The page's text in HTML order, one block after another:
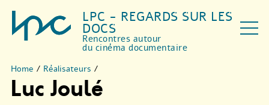
LPC - REGARDS SUR LES
DOCS
Rencontres autour
du cinéma documentaire
Home / Réalisateurs /
Luc Joulé